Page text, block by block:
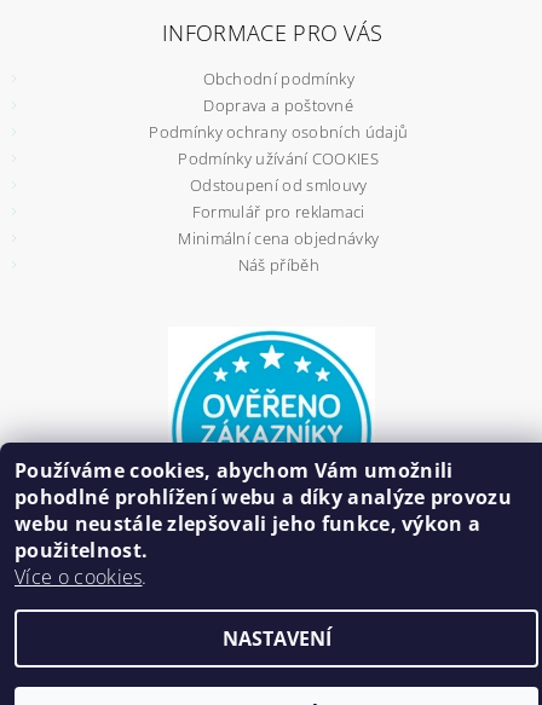
INFORMACE PRO VÁS
Obchodní podmínky
Doprava a poštovné
Podmínky ochrany osobních údajů
Podmínky užívání COOKIES
Odstoupení od smlouvy
Formulář pro reklamaci
Minimální cena objednávky
Náš příběh
2026 ©HAIR BIŽUTERIE, všechna práva vyhrazena
Vytvořil Shoptet
Používáme cookies, abychom Vám umožnili
pohodlné prohlížení webu a díky analýze provozu
webu neustále zlepšovali jeho funkce, výkon a
použitelnost.
Více o cookies.
NASTAVENÍ